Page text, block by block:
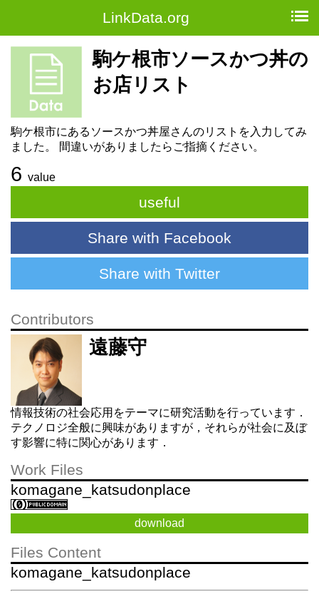
LinkData.org
駒ケ根市ソースかつ丼の
お店リスト
駒ケ根市にあるソースかつ丼屋さんのリストを入力してみ
ました。 間違いがありましたらご指摘ください。
6 value
useful
Share with Facebook
Share with Twitter
Contributors
遠藤守
情報技術の社会応用をテーマに研究活動を行っています．
テクノロジ全般に興味がありますが，それらが社会に及ぼ
す影響に特に関心があります．
Work Files
komagane_katsudonplace
download
Files Content
komagane_katsudonplace